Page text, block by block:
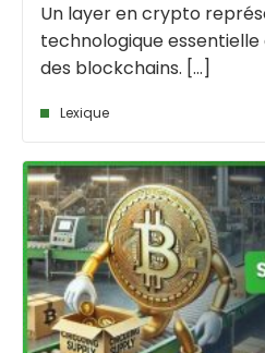
Un layer en crypto
technologique
des blockchains. [...]
Lexique